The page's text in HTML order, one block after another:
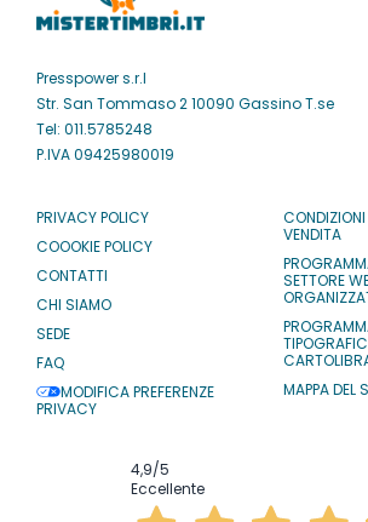
Presspower s.r.l
Str. San Tommaso 2 10090 Gassino T.se
Tel: 011.5785248
P.IVA 09425980019
PRIVACY POLICY
COOOKIE POLICY
CONTATTI
CHI SIAMO
SEDE
FAQ
MODIFICA PREFERENZE
PRIVACY
CONDIZIONI
VENDITA
SETTORE
MAPPA DEL
4,9/5
Eccellente